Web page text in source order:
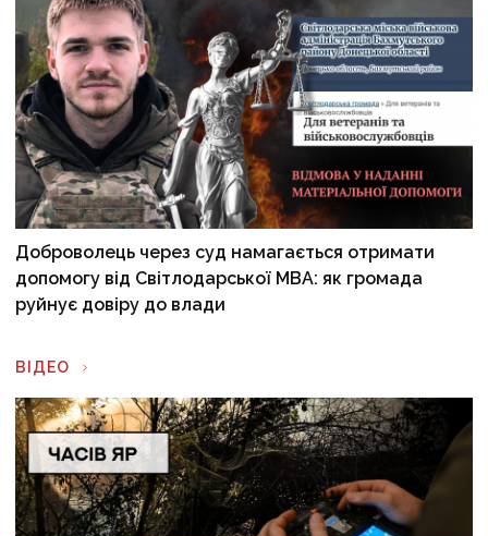
Доброволець через суд намагається отримати
допомогу від Світлодарської МВА: як громада
руйнує довіру до влади
ВІДЕО